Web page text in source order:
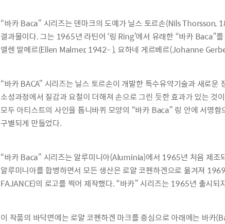
“바카 Baca” 시리즈는 덴마크의 도예가 닐스 토르손(Nils Thorsson,
결과물이다. 그는 1965년 라틴어 ‘링 Ring’에서 유래한 “바카 Baca”
엘렌 말메르(Ellen Malmer, 1942- ), 요하네 게르베르(Johanne
“바카 BACA” 시리즈는 닐스 토르손이 개발한 특수유약기술과 새로
소성과정에서 질감과 요철이 더해져 손으로 그린 듯한 효과가 있는 것
모두 아티스트의 사인을 톱니바퀴 모양의 “바카 Baca” 링 안에 서명
구별되게 만들었다.
“바카 Baca” 시리즈는 알루미니아(Aluminia)에서 1965년 처음 제
알루미니아를 합병하면서 모든 생산은 로얄 코펜하겐으로 옮겨져
FAJANCE)의 로고를 찍어 제작했다. “바카” 시리즈는 1965년 출시
이 작품의 바닥면에는 로얄 코펜하겐 마크를 중심으로 아래에는 바카